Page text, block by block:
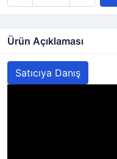
Ürün Açıklaması
Satıcıya Danış